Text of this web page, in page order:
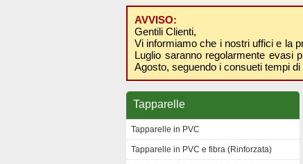
AVVISO:
Gentili Clienti,
Vi informiamo che i nostri uffici e la
Luglio saranno regolarmente evasi
Agosto, seguendo i consueti tempi
Tapparelle
Tapparelle in PVC
Tapparelle in PVC e fibra (Rinforzata)